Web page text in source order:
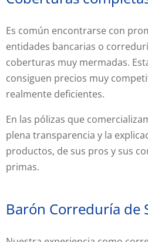
Es común encontrarse con
entidades bancarias o
coberturas muy mermadas.
consiguen precios muy
realmente deficientes.
En las pólizas que
plena transparencia y la
productos, de sus pros y sus
primas.
Barón Correduría de